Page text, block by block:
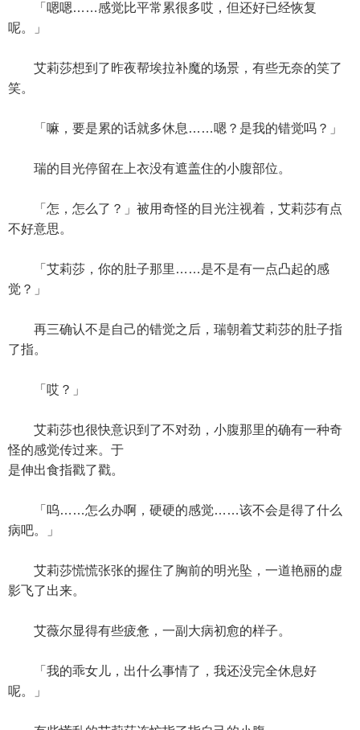
「嗯嗯……感觉比平常累很多哎，但还好已经恢复
呢。」
艾莉莎想到了昨夜帮埃拉补魔的场景，有些无奈的笑了
笑。
「嘛，要是累的话就多休息……嗯？是我的错觉吗？」
瑞的目光停留在上衣没有遮盖住的小腹部位。
「怎，怎么了？」被用奇怪的目光注视着，艾莉莎有点
不好意思。
「艾莉莎，你的肚子那里……是不是有一点凸起的感
觉？」
再三确认不是自己的错觉之后，瑞朝着艾莉莎的肚子指
了指。
「哎？」
艾莉莎也很快意识到了不对劲，小腹那里的确有一种奇
怪的感觉传过来。于
是伸出食指戳了戳。
「呜……怎么办啊，硬硬的感觉……该不会是得了什么
病吧。」
艾莉莎慌慌张张的握住了胸前的明光坠，一道艳丽的虚
影飞了出来。
艾薇尔显得有些疲惫，一副大病初愈的样子。
「我的乖女儿，出什么事情了，我还没完全休息好
呢。」